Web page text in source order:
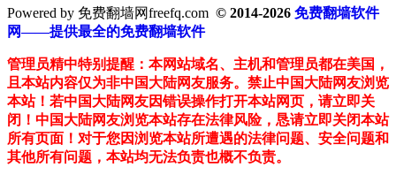
Powered by 免费翻墙网freefq.com © 2014-2026 免费翻墙软件
网——提供最全的免费翻墙软件
管理员精中特别提醒：本网站域名、主机和管理员都在美国，
且本站内容仅为非中国大陆网友服务。禁止中国大陆网友浏览
本站！若中国大陆网友因错误操作打开本站网页，请立即关
闭！中国大陆网友浏览本站存在法律风险，恳请立即关闭本站
所有页面！对于您因浏览本站所遭遇的法律问题、安全问题和
其他所有问题，本站均无法负责也概不负责。